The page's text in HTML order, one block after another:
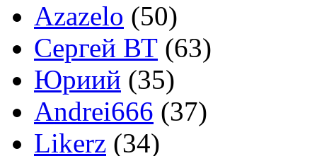
Azazelo (50)
Сергей ВТ (63)
Юриий (35)
Andrei666 (37)
Likerz (34)